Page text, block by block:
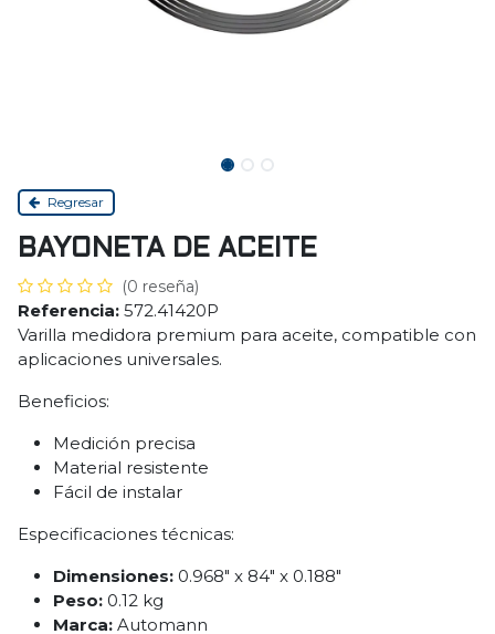
Regresar
BAYONETA DE ACEITE
(0 reseña)
Referencia: 572.41420P
Varilla medidora premium para aceite, compatible con
aplicaciones universales.
Beneficios:
Medición precisa
Material resistente
Fácil de instalar
Especificaciones técnicas:
Dimensiones: 0.968" x 84" x 0.188"
Peso: 0.12 kg
Marca: Automann